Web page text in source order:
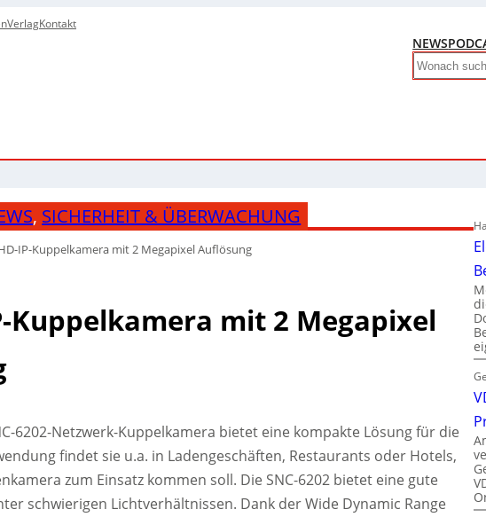
VerlagKontakt
NEWS
Search
, SICHERHEIT & ÜBERWACHUNG
IP-Kuppelkamera mit 2 Megapixel Auflösung
Kuppelkamera mit 2 Megapixel
6202-Netzwerk-Kuppelkamera bietet eine kompakte Lösung für die
findet sie u.a. in Ladengeschäften, Restaurants oder Hotels,
zum Einsatz kommen soll. Die SNC-6202 bietet eine gute
schwierigen Lichtverhältnissen. Dank der Wide Dynamic Range